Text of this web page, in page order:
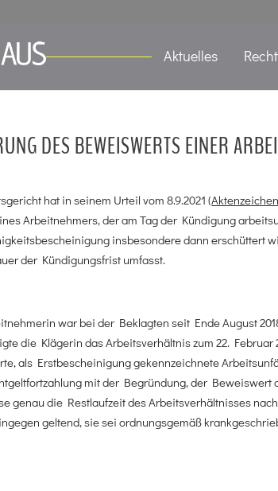
Aktuelles
DES BEWEISWERTS EINER
hat in seinem Urteil vom 8.9.2021 (
Arbeitnehmers, der am Tag der Kündigung
insbesondere dann erschüttert
der Kündigungsfrist umfasst.
war bei der Beklagten seit Ende August
die Klägerin das Arbeitsverhältnis zum 22.
als Erstbescheinigung gekennzeichnete
mit der Begründung, der
genau die Restlaufzeit des Arbeitsverhältnisses
geltend, sie sei ordnungsgemäß